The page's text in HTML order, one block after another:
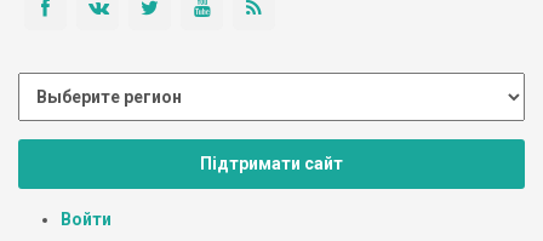
Підтримати сайт
Войти